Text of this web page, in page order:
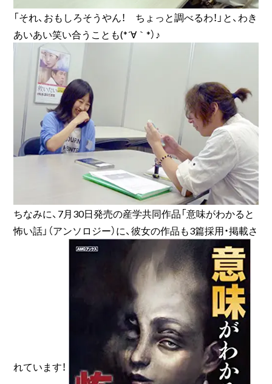
「それ、おもしろそうやん！ ちょっと調べるわ！」と、わき
あいあい笑い合うことも(*´∀｀*）♪
ちなみに、7月30日発売の産学共同作品「意味がわかると
怖い話」（アンソロジー）に、彼女の作品も3篇採用・掲載さ
れています！